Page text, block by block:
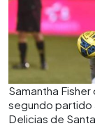
Samantha
segundo partido
Delicias de